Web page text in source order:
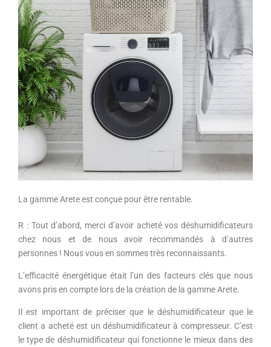
La gamme Arete est conçue pour être rentable.
R : Tout d’abord, merci d’avoir acheté vos déshumidificateurs
chez nous et de nous avoir recommandés à d’autres
personnes ! Nous vous en sommes très reconnaissants.
L’efficacité énergétique était l’un des facteurs clés que nous
avons pris en compte lors de la création de la gamme Arete.
Il est important de préciser que le déshumidificateur que le
client a acheté est un déshumidificateur à compresseur. C’est
le type de déshumidificateur qui fonctionne le mieux dans des